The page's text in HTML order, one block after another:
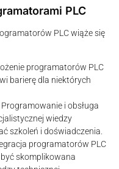
PLC
PLC wiąże się
programatorów PLC
barierę dla niektórych
Programowanie i obsługa
wiedzy
szkoleń i doświadczenia.
programatorów PLC
skomplikowana